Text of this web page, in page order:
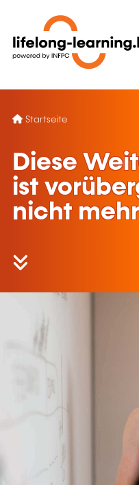
Startseite
Diese
ist
nicht